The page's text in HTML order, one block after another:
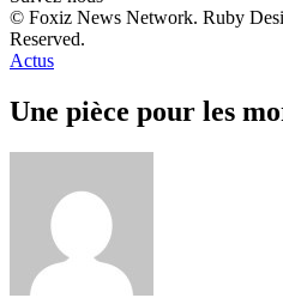
© Foxiz News Network. Ruby
Reserved.
Actus
Une pièce pour les